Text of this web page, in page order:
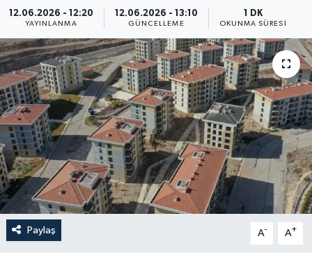
12.06.2026 - 12:20
YAYINLANMA
12.06.2026 - 13:10
GÜNCELLEME
1 DK
OKUNMA SÜRESI
Paylaş A- A+
Yaşam
Anali̇z
Bi̇li̇m & Teknoloji̇
Dünya
Eği̇ti̇m